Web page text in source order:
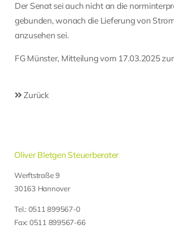
Der Senat sei auch nicht an die
gebunden, wonach die Lieferung von
anzusehen sei.
FG Münster, Mitteilung vom 17.03.2025
Zurück
Oliver Bletgen Steuerberater
Werftstraße 9
30163 Hannover
Tel.: 0511 899567-0
Fax: 0511 899567-66